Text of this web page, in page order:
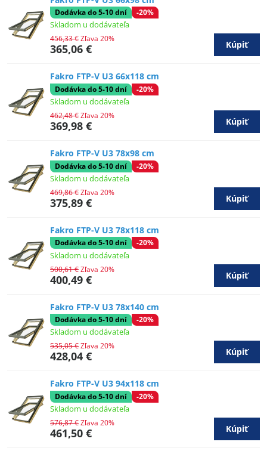
Dodávka do 5-10 dní -20%
Skladom u dodávateľa
365,06 €
456,33 €Zľava 20%
Kúpiť
Fakro FTP-V U3 66x118 cm
Dodávka do 5-10 dní -20%
Skladom u dodávateľa
369,98 €
462,48 €Zľava 20%
Kúpiť
Fakro FTP-V U3 78x98 cm
Dodávka do 5-10 dní -20%
Skladom u dodávateľa
375,89 €
469,86 €Zľava 20%
Kúpiť
Fakro FTP-V U3 78x118 cm
Dodávka do 5-10 dní -20%
Skladom u dodávateľa
400,49 €
500,61 €Zľava 20%
Kúpiť
Fakro FTP-V U3 78x140 cm
Dodávka do 5-10 dní -20%
Skladom u dodávateľa
428,04 €
535,05 €Zľava 20%
Kúpiť
Fakro FTP-V U3 94x118 cm
Dodávka do 5-10 dní -20%
Skladom u dodávateľa
461,50 €
576,87 €Zľava 20%
Kúpiť